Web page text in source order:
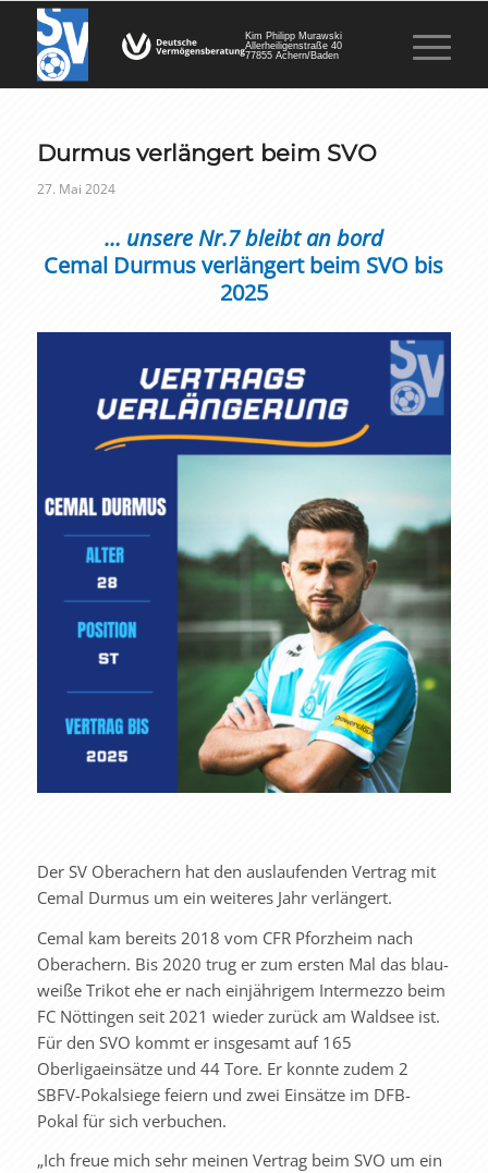
Kim Philipp Murawski
Allerheiligenstraße 40
77855 Achern/Baden
Durmus verlängert beim SVO
27. Mai 2024
… unsere Nr.7 bleibt an bord
Cemal Durmus verlängert beim SVO bis
2025
Der SV Oberachern hat den auslaufenden Vertrag mit
Cemal Durmus um ein weiteres Jahr verlängert.
Cemal kam bereits 2018 vom CFR Pforzheim nach
Oberachern. Bis 2020 trug er zum ersten Mal das blau-
weiße Trikot ehe er nach einjährigem Intermezzo beim
FC Nöttingen seit 2021 wieder zurück am Waldsee ist.
Für den SVO kommt er insgesamt auf 165
Oberligaeinsätze und 44 Tore. Er konnte zudem 2
SBFV-Pokalsiege feiern und zwei Einsätze im DFB-
Pokal für sich verbuchen.
„Ich freue mich sehr meinen Vertrag beim SVO um ein